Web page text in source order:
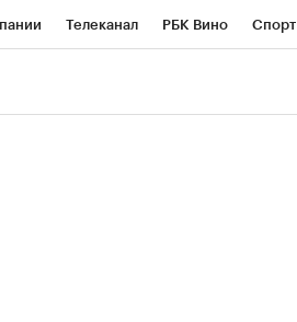
Телеканал РБК Вино Спорт